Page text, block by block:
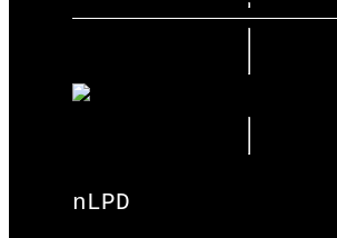
nLPD